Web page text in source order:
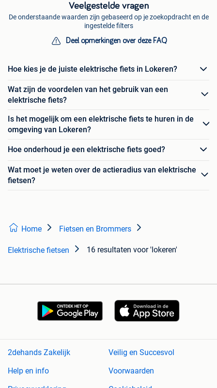
Veelgestelde vragen
De onderstaande waarden zijn gebaseerd op je zoekopdracht en de
ingestelde filters
Deel opmerkingen over deze FAQ
Hoe kies je de juiste elektrische fiets in Lokeren?
Wat zijn de voordelen van het gebruik van een
elektrische fiets?
Is het mogelijk om een elektrische fiets te huren in de
omgeving van Lokeren?
Hoe onderhoud je een elektrische fiets goed?
Wat moet je weten over de actieradius van elektrische
fietsen?
Home Fietsen en Brommers
Elektrische fietsen 16 resultaten voor 'lokeren'
2dehands Zakelijk
Veilig en Succesvol
Help en info
Voorwaarden